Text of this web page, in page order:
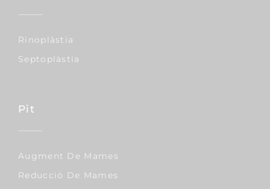
Rinoplàstia
Septoplàstia
Pit
Augment De Mames
Reducció De Mames